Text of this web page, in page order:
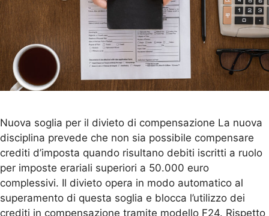
Nuova soglia per il divieto di compensazione La nuova
disciplina prevede che non sia possibile compensare
crediti d’imposta quando risultano debiti iscritti a ruolo
per imposte erariali superiori a 50.000 euro
complessivi. Il divieto opera in modo automatico al
superamento di questa soglia e blocca l’utilizzo dei
crediti in compensazione tramite modello F24. Rispetto